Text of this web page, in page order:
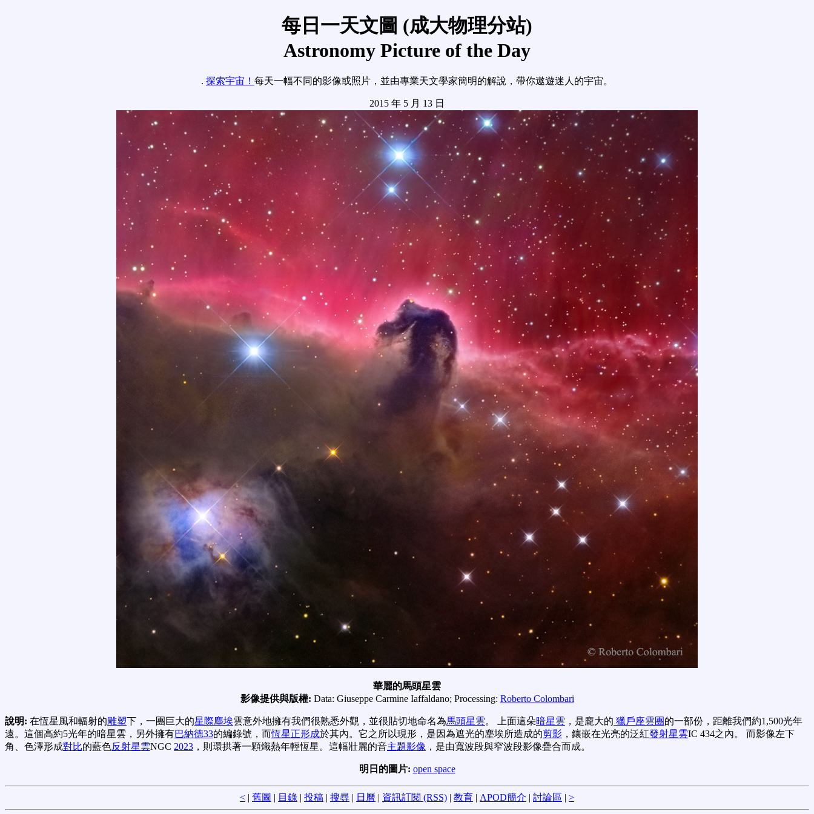
每日一天文圖 (成大物理分站)
Astronomy Picture of the Day
. 探索宇宙！ 每天一幅不同的影像或照片，並由專業天文學家簡明的解說，帶你遨遊迷人的宇宙。
2015 年 5 月 13 日
華麗的馬頭星雲
影像提供與版權: Data: Giuseppe Carmine Iaffaldano; Processing: Roberto Colombari
說明: 在恆星風和輻射的雕塑下，一團巨大的星際塵埃雲意外地擁有我們很熟悉外觀，並很貼切地命名為馬頭星雲。 上面這朵暗星雲 ，是龐大的 獵戶座雲團的一部份，距離我們約1,500光年
遠。這個高約5光年的暗星雲，另外擁有巴納德33的編錄號，而恆星正形成於其內。它之所以現形，是因為遮光的塵埃所造成的剪影 ，鑲嵌在光亮的泛紅發射星雲IC 434之內。 而影像左下
角、色澤形成對比的藍色反射星雲NGC 2023 ，則環拱著一顆熾熱年輕恆星。這幅壯麗的音主題影像 ，是由寬波段與窄波段影像疊合而成。
明日的圖片: open space
< | 舊圖 | 目錄 | 投稿 | 搜尋 | 日曆 | 資訊訂閱 (RSS) | 教育 | APOD簡介 | 討論區 | >